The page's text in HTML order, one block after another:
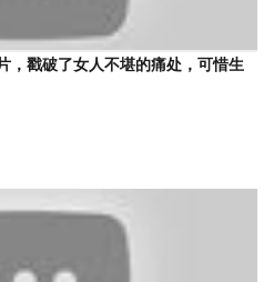
，戳破了女人不堪的痛处，可惜生